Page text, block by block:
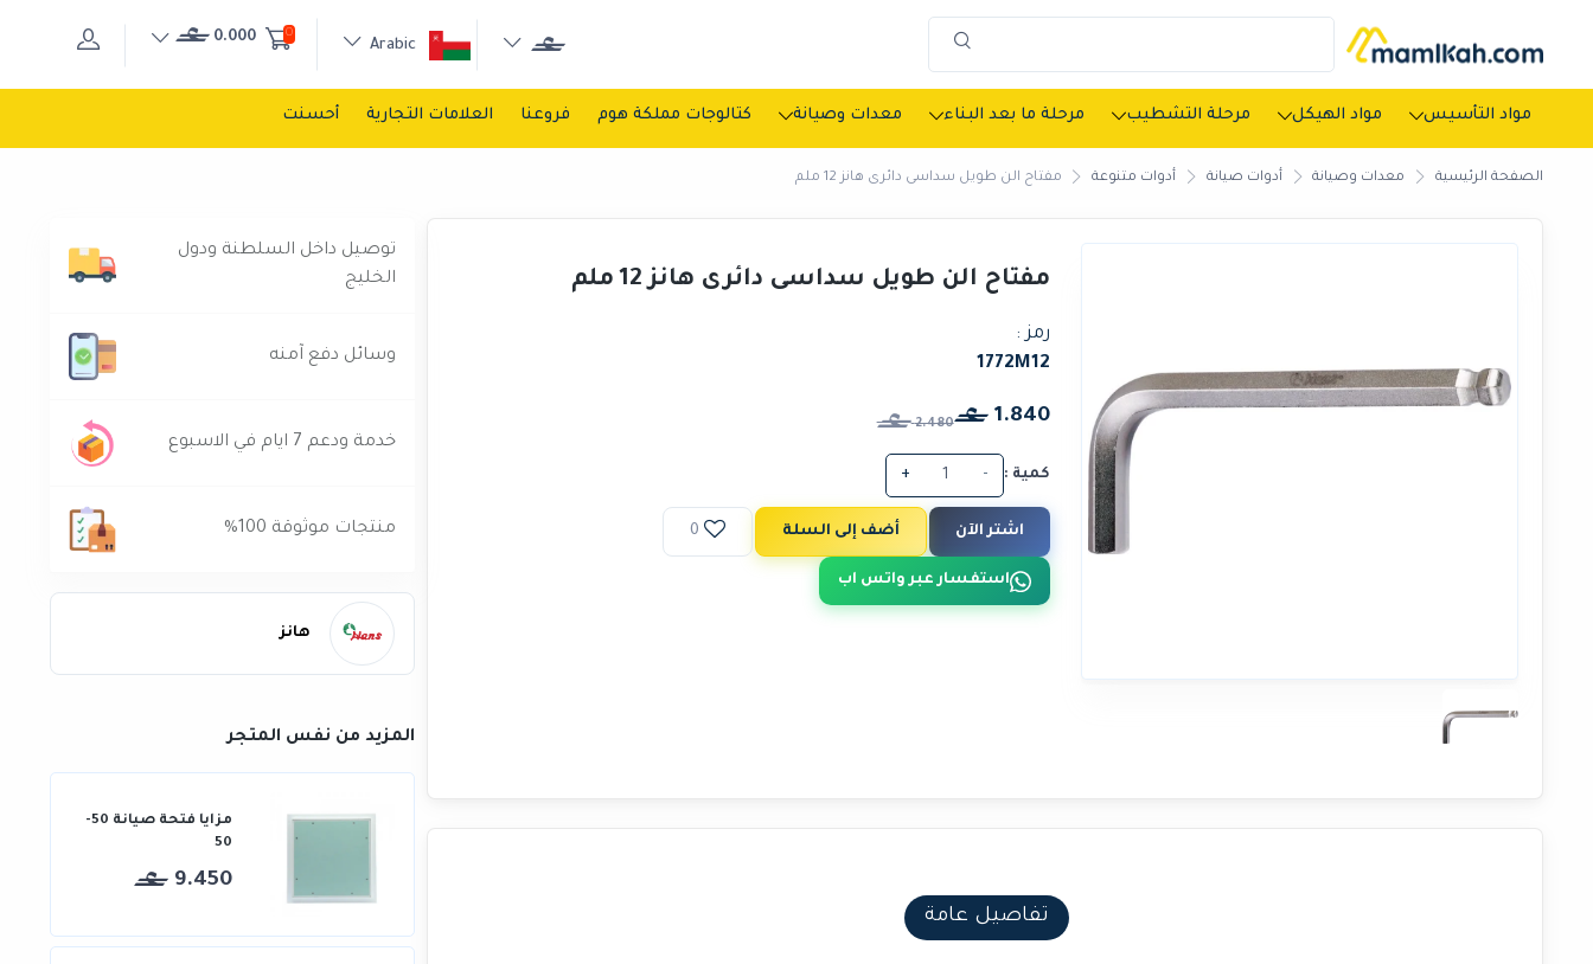
0
0.000
مواد التأسيس مواد الهيكل مرحلة التشطيب مرحلة ما بعد البناء معدات وصيانة كتالوجات مملكة هوم فروعنا العلامات التجارية أحسنت
الصفحة الرئيسية معدات وصيانة أدوات صيانة أدوات متنوعة مفتاح الن طويل سداسى دائرى هانز 12 ملم
مفتاح الن طويل سداسى دائرى هانز 12 ملم
رمز :
1772M12
1.840
2.480
كمية : -
+
اشتر الآن أضف إلى السلة 0
استفسار عبر واتس اب
تفاصيل عامة
توصيل داخل السلطنة ودول
الخليج
وسائل دفع آمنه
خدمة ودعم 7 ايام في الاسبوع
منتجات موثوقة 100%
هانز
المزيد من نفس المتجر
مزايا فتحة صيانة 50-
50
9.450